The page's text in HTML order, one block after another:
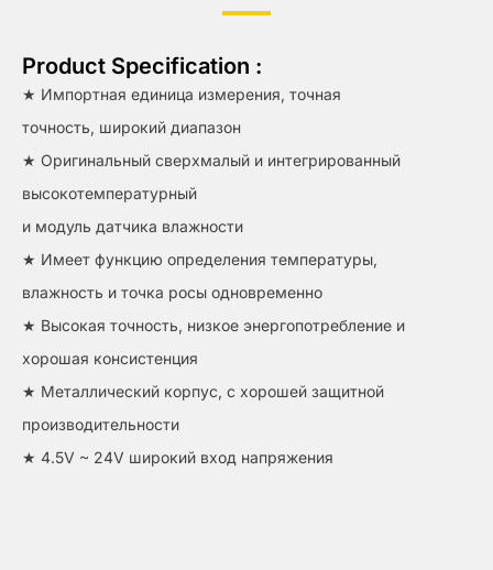
Product Specification :
★ Импортная единица измерения, точная
точность, широкий диапазон
★ Оригинальный сверхмалый и интегрированный
высокотемпературный
и модуль датчика влажности
★ Имеет функцию определения температуры,
влажность и точка росы одновременно
★ Высокая точность, низкое энергопотребление и
хорошая консистенция
★ Металлический корпус, с хорошей защитной
производительности
★ 4.5V ~ 24V широкий вход напряжения